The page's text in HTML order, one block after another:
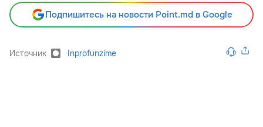
Подпишитесь на новости Point.md в Google
Источник Inprofunzime